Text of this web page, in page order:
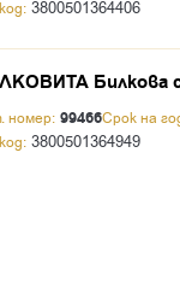
3800501364406
Билкова
номер: 99466Срок на
3800501364949